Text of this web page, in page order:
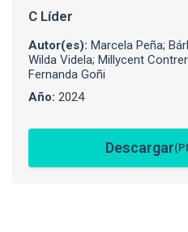
C Líder
Autor(es): Marcela Peña;
Wilda Videla; Millycent
Fernanda Goñi
Año: 2024
Descargar